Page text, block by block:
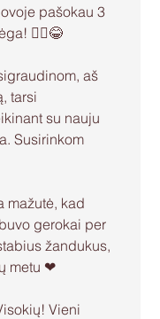
pašokau 3
🤦‍♀️😂
aš
tarsi
su nauju
Susirinkom
mažutė, kad
gerokai per
žandukus,
metu ❤
Vieni